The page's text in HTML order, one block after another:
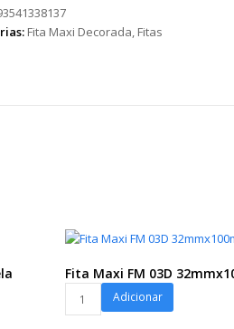
Fita Maxi Decorada, Fitas
Fita Maxi FM 03D
Adicionar